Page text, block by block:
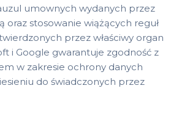
umownych wydanych przez
oraz stosowanie wiążących reguł
przez właściwy organ
i Google gwarantuje zgodność z
w zakresie ochrony danych
do świadczonych przez